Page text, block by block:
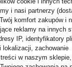
i nasi partnerzy
komfort zakupów i
reklamy na innych
IP, identyfikatory
lokalizacji, zachowanie
w naszym sklepie,